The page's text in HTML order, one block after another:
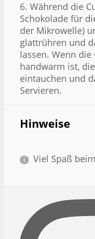
6. Während die
Schokolade für
der Mikrowelle)
glattrühren und
lassen. Wenn
handwarm ist,
eintauchen und
Servieren.
Hinweise
Viel Spaß